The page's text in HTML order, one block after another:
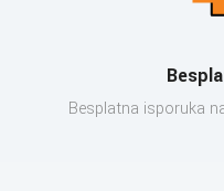
Besplatna isporuka